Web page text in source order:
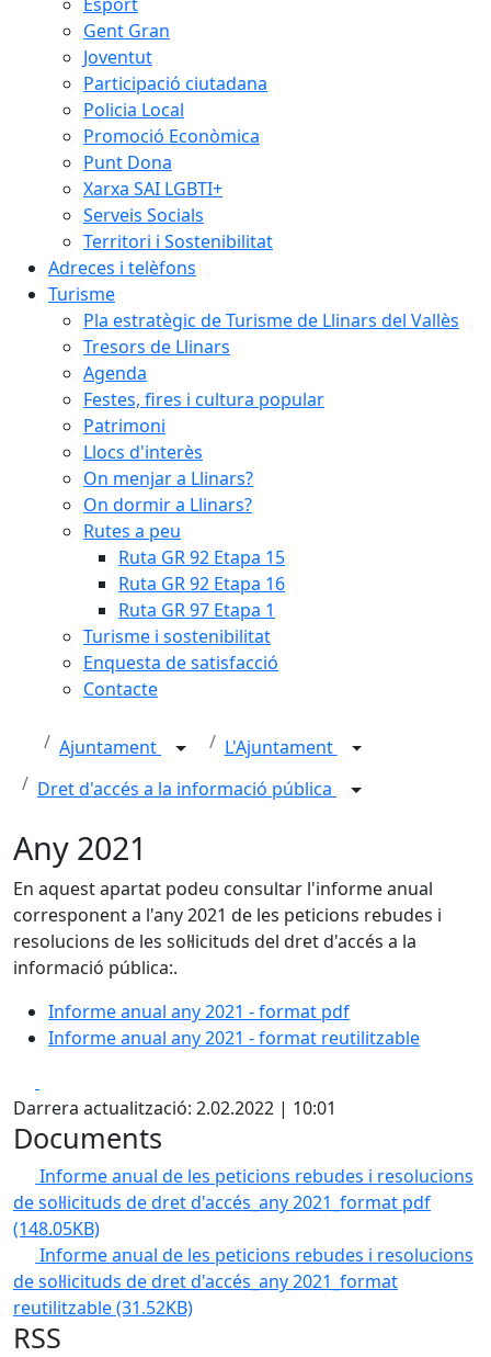
Gent Gran
Joventut
Participació ciutadana
Policia Local
Promoció Econòmica
Punt Dona
Xarxa SAI LGBTI+
Serveis Socials
Territori i Sostenibilitat
Adreces i telèfons
Turisme
Pla estratègic de Turisme de Llinars del Vallès
Tresors de Llinars
Agenda
Festes, fires i cultura popular
Patrimoni
Llocs d'interès
On menjar a Llinars?
On dormir a Llinars?
Rutes a peu
Ruta GR 92 Etapa 15
Ruta GR 92 Etapa 16
Ruta GR 97 Etapa 1
Turisme i sostenibilitat
Enquesta de satisfacció
Contacte
Ajuntament
L'Ajuntament
Dret d'accés a la informació pública
Any 2021
En aquest apartat podeu consultar l'informe anual
corresponent a l'any 2021 de les peticions rebudes i
resolucions de les sol·licituds del dret d'accés a la
informació pública:.
Informe anual any 2021 - format pdf
Informe anual any 2021 - format reutilitzable
Darrera actualització: 2.02.2022 | 10:01
Documents
Informe anual de les peticions rebudes i resolucions
de sol·licituds de dret d'accés_any 2021_format pdf
(148.05KB)
Informe anual de les peticions rebudes i resolucions
de sol·licituds de dret d'accés_any 2021_format
reutilitzable(31.52KB)
RSS